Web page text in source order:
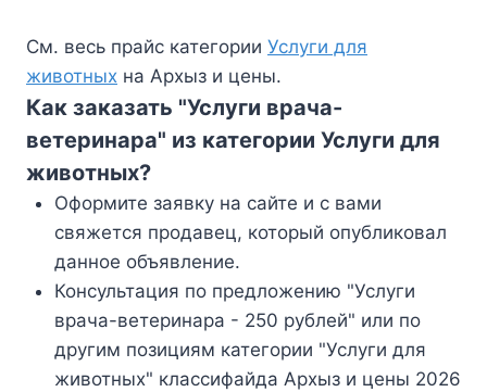
См. весь прайс категории Услуги для
животных на Архыз и цены.
Как заказать "Услуги врача-
ветеринара" из категории Услуги для
животных?
Оформите заявку на сайте и с вами
свяжется продавец, который опубликовал
данное объявление.
Консультация по предложению "Услуги
врача-ветеринара - 250 рублей" или по
другим позициям категории "Услуги для
животных" классифайда Архыз и цены 2026